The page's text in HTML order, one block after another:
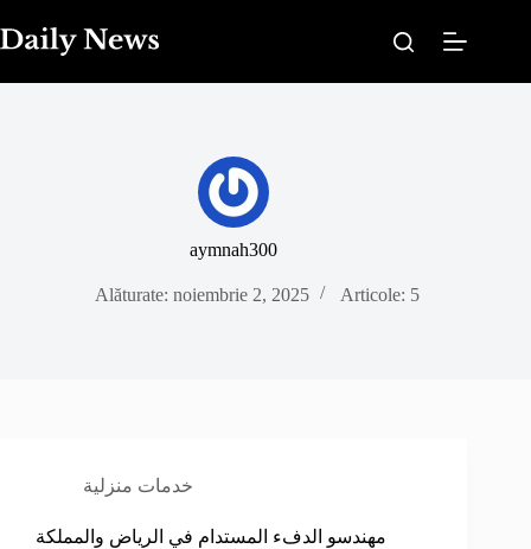
la
conținut
aymnah300
Alăturate: noiembrie 2, 2025 Articole: 5
خدمات منزلية
مهندسو الدفء المستدام في الرياض والمملكة